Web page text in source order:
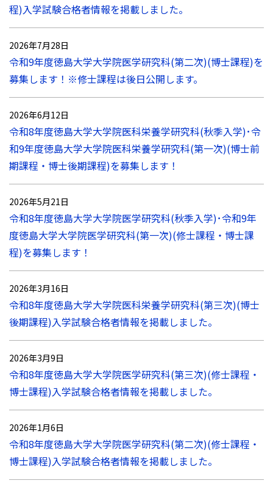
程)入学試験合格者情報を掲載しました。
2026年7月28日
令和9年度徳島大学大学院医学研究科(第二次)(博士課程)を
募集します！※修士課程は後日公開します。
2026年6月12日
令和8年度徳島大学大学院医科栄養学研究科(秋季入学)･令
和9年度徳島大学大学院医科栄養学研究科(第一次)(博士前
期課程・博士後期課程)を募集します！
2026年5月21日
令和8年度徳島大学大学院医学研究科(秋季入学)･令和9年
度徳島大学大学院医学研究科(第一次)(修士課程・博士課
程)を募集します！
2026年3月16日
令和8年度徳島大学大学院医科栄養学研究科(第三次)(博士
後期課程)入学試験合格者情報を掲載しました。
2026年3月9日
令和8年度徳島大学大学院医学研究科(第三次)(修士課程・
博士課程)入学試験合格者情報を掲載しました。
2026年1月6日
令和8年度徳島大学大学院医学研究科(第二次)(修士課程・
博士課程)入学試験合格者情報を掲載しました。